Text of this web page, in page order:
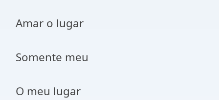
Amar o lugar
Somente meu
O meu lugar